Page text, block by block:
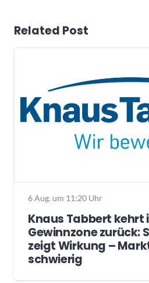
Related Post
6 Aug. um 11:20 Uhr
Knaus Tabbert kehrt
Gewinnzone zurück:
zeigt Wirkung –
schwierig